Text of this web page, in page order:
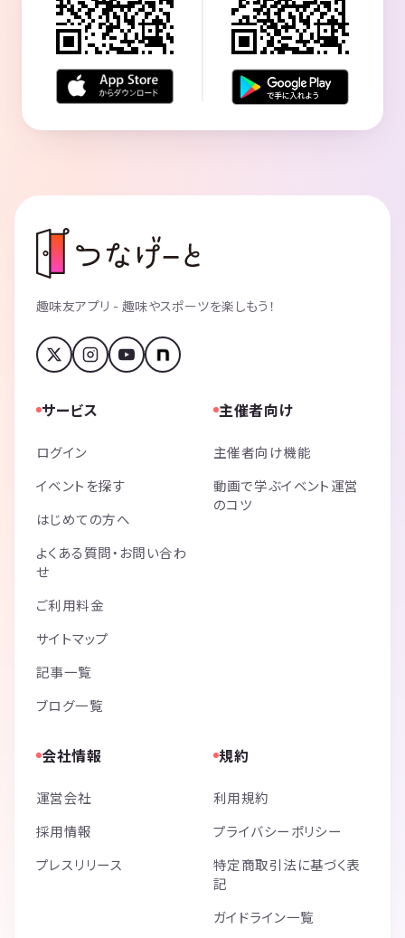
趣味友アプリ - 趣味やスポーツを楽しもう！
サービス
ログイン
イベントを探す
はじめての方へ
よくある質問・お問い合わ
せ
ご利用料金
サイトマップ
記事一覧
ブログ一覧
主催者向け
主催者向け機能
動画で学ぶイベント運営
のコツ
会社情報
運営会社
採用情報
プレスリリース
規約
利用規約
プライバシーポリシー
特定商取引法に基づく表
記
ガイドライン一覧